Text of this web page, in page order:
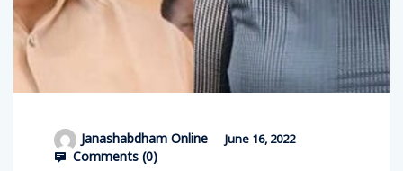
Janashabdham Online June 16, 2022
Comments (0)